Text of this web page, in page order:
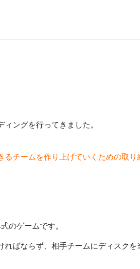
ングを行ってきました。
チームを作り上げていくための取り
のゲームです。
ばならず、相手チームにディスクを